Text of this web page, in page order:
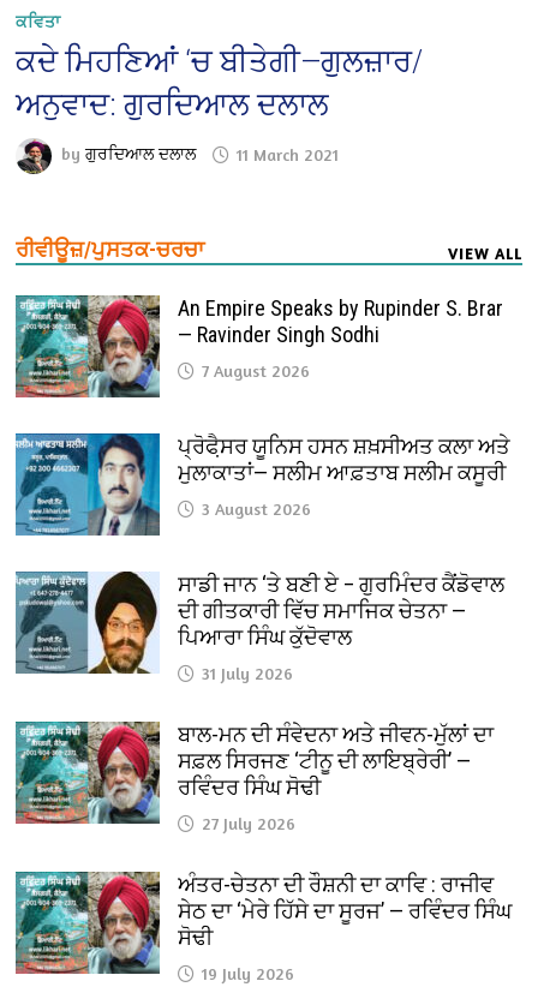
ਕਵਿਤਾ
ਕਦੇ ਮਿਹਣਿਆਂ ‘ਚ ਬੀਤੇਗੀ—ਗੁਲਜ਼ਾਰ/
ਅਨੁਵਾਦ: ਗੁਰਦਿਆਲ ਦਲਾਲ
byਗੁਰਦਿਆਲ ਦਲਾਲ 11 March 2021
ਰੀਵੀਊਜ਼/ਪੁਸਤਕ-ਚਰਚਾ VIEW ALL
An Empire Speaks by Rupinder S. Brar
— Ravinder Singh Sodhi
7 August 2026
ਪ੍ਰੋਫੈ਼ਸਰ ਯੂਨਿਸ ਹਸਨ ਸ਼ਖ਼ਸੀਅਤ ਕਲਾ ਅਤੇ
ਮੁਲਾਕਾਤਾਂ— ਸਲੀਮ ਆਫ਼ਤਾਬ ਸਲੀਮ ਕਸੂਰੀ
3 August 2026
ਸਾਡੀ ਜਾਨ ‘ਤੇ ਬਣੀ ਏ – ਗੁਰਮਿੰਦਰ ਕੈਂਡੋਵਾਲ
ਦੀ ਗੀਤਕਾਰੀ ਵਿੱਚ ਸਮਾਜਿਕ ਚੇਤਨਾ —
ਪਿਆਰਾ ਸਿੰਘ ਕੁੱਦੋਵਾਲ
31 July 2026
ਬਾਲ-ਮਨ ਦੀ ਸੰਵੇਦਨਾ ਅਤੇ ਜੀਵਨ-ਮੁੱਲਾਂ ਦਾ
ਸਫ਼ਲ ਸਿਰਜਣ ‘ਟੀਨੂ ਦੀ ਲਾਇਬ੍ਰੇਰੀ’ —
ਰਵਿੰਦਰ ਸਿੰਘ ਸੋਢੀ
27 July 2026
ਅੰਤਰ-ਚੇਤਨਾ ਦੀ ਰੌਸ਼ਨੀ ਦਾ ਕਾਵਿ : ਰਾਜੀਵ
ਸੇਠ ਦਾ ‘ਮੇਰੇ ਹਿੱਸੇ ਦਾ ਸੂਰਜ’ — ਰਵਿੰਦਰ ਸਿੰਘ
ਸੋਢੀ
19 July 2026